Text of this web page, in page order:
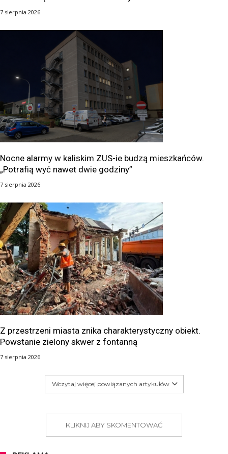
7 sierpnia 2026
Nocne alarmy w kaliskim ZUS-ie budzą mieszkańców.
„Potrafią wyć nawet dwie godziny”
7 sierpnia 2026
Z przestrzeni miasta znika charakterystyczny obiekt.
Powstanie zielony skwer z fontanną
7 sierpnia 2026
Wczytaj więcej powiązanych artykułów
KLIKNIJ ABY SKOMENTOWAĆ